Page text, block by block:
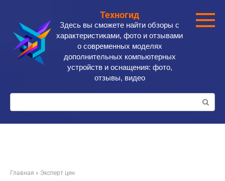
контенту
Техногид
Здесь вы сможете найти обзоры с
характеристиками, фото и отзывами
о современных моделях
дополнительных компьютерных
устройств и оснащения: фото,
отзывы, видео
Поиск:
Главная » Эксперт цен